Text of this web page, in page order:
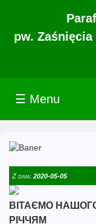
pw.
☰ Menu
Z dnia: 2020-05-05
ВІТАЄМО
РІЧЧЯМ